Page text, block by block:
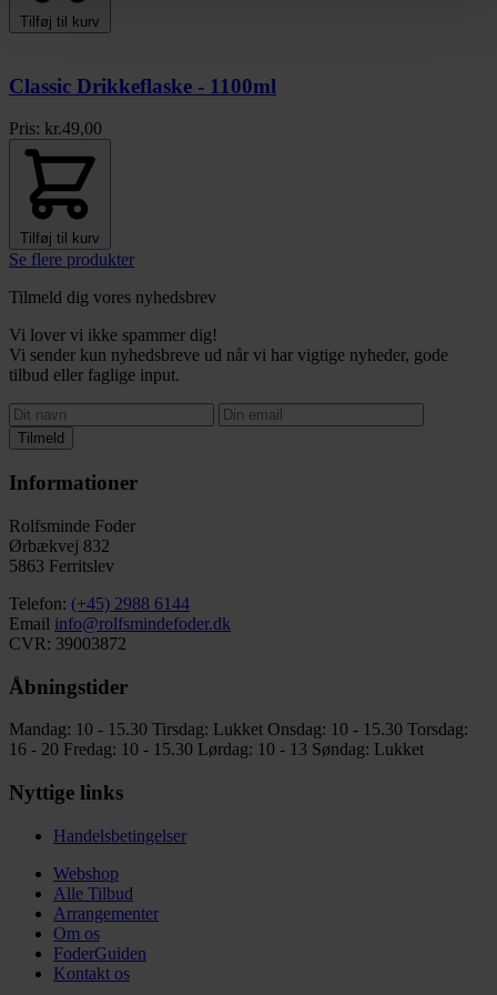
Tilføj til kurv
Classic Drikkeflaske - 1100ml
Pris: kr.49,00
Tilføj til kurv
Se flere produkter
Tilmeld dig vores nyhedsbrev
Vi lover vi ikke spammer dig!
Vi sender kun nyhedsbreve ud når vi har vigtige nyheder, gode
tilbud eller faglige input.
Tilmeld
Informationer
Rolfsminde Foder
Ørbækvej 832
5863 Ferritslev
Telefon: (+45) 2988 6144
Email info@rolfsmindefoder.dk
CVR: 39003872
Åbningstider
Mandag: 10 - 15.30 Tirsdag: Lukket Onsdag: 10 - 15.30 Torsdag:
16 - 20 Fredag: 10 - 15.30 Lørdag: 10 - 13 Søndag: Lukket
Nyttige links
Handelsbetingelser
Webshop
Alle Tilbud
Arrangementer
Om os
FoderGuiden
Kontakt os